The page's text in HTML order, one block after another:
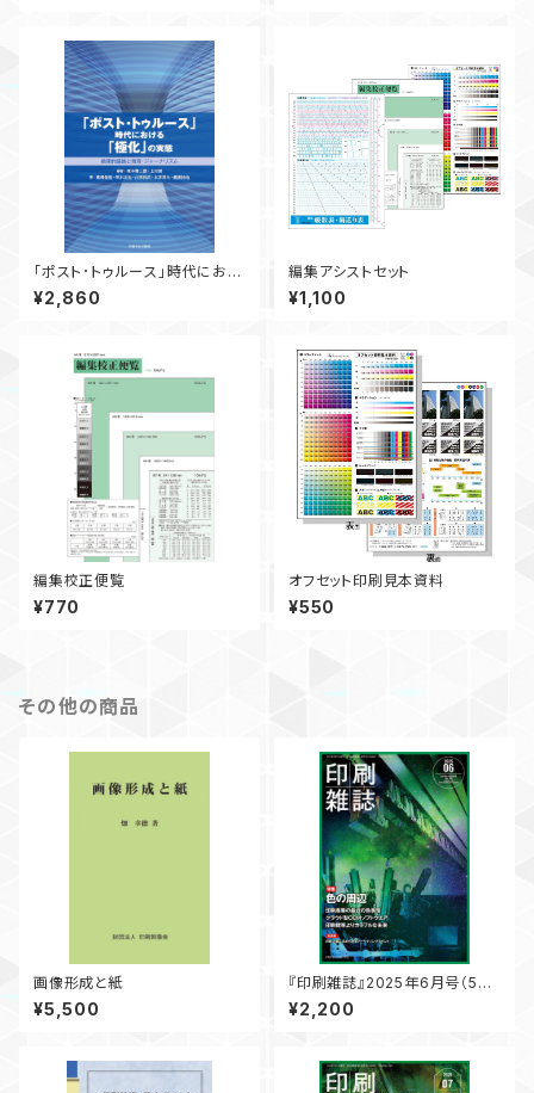
｢ポスト･トゥルース｣時代におけ
る｢極化｣の実態 ― 倫理的議
論と教育・ジャーナリズム ―
¥2,860
編集アシストセット
¥1,100
編集校正便覧
¥770
オフセット印刷見本資料
¥550
その他の商品
画像形成と紙
¥5,500
『印刷雑誌』2025年6月号（5月
20日発行）
¥2,200